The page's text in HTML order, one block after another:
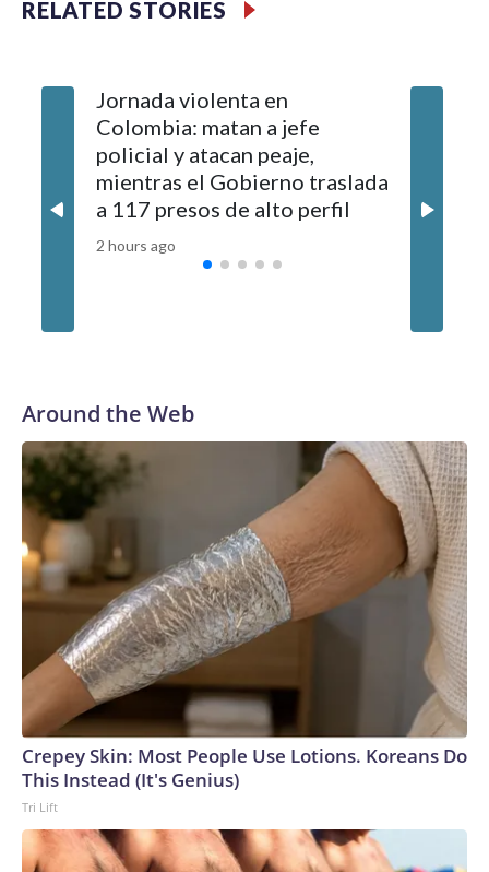
RELATED STORIES
Jornada violenta en
Colombia: matan a jefe
policial y atacan peaje,
mientras el Gobierno traslada
a 117 presos de alto perfil
2 hours ago
una
Around the Web
Crepey Skin: Most People Use Lotions. Koreans Do
This Instead (It's Genius)
Tri Lift